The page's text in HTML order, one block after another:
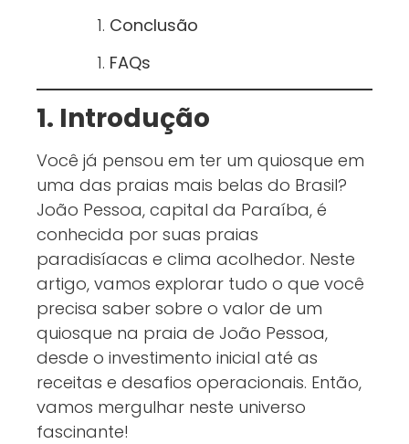
Conclusão
FAQs
1. Introdução
Você já pensou em ter um quiosque em
uma das praias mais belas do Brasil?
João Pessoa, capital da Paraíba, é
conhecida por suas praias
paradisíacas e clima acolhedor. Neste
artigo, vamos explorar tudo o que você
precisa saber sobre o valor de um
quiosque na praia de João Pessoa,
desde o investimento inicial até as
receitas e desafios operacionais. Então,
vamos mergulhar neste universo
fascinante!